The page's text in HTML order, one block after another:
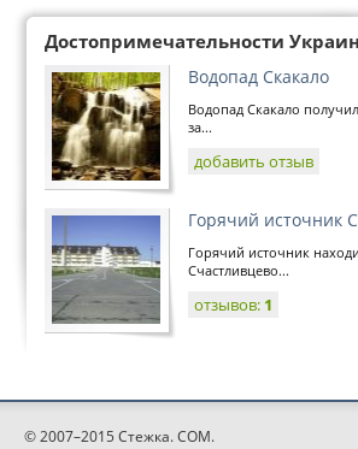
Достопримечательности
Водопад Скакало
Водопад Скакало
за...
добавить отзыв
Горячий источник
Горячий источник
Счастливцево...
отзывов: 1
© 2007–2015 Стежка. COM.